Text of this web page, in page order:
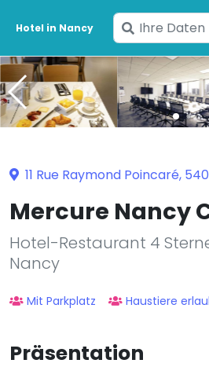
Hotel in Nancy
Geben
Sie
Ihre
Daten
ein
11 Rue Raymond Poincaré,
Mercure Nancy
Hotel-Restaurant 4
Nancy
Mit Parkplatz Haustiere
Präsentation